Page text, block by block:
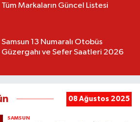
Tüm Markaların Güncel Listesi
Samsun 13 Numaralı Otobüs
Güzergahı ve Sefer Saatleri 2026
08 Ağustos 2025
SAMSUN